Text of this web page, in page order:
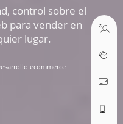
control sobre el
para vender en
lugar.
ecommerce
ABRIR TICKET